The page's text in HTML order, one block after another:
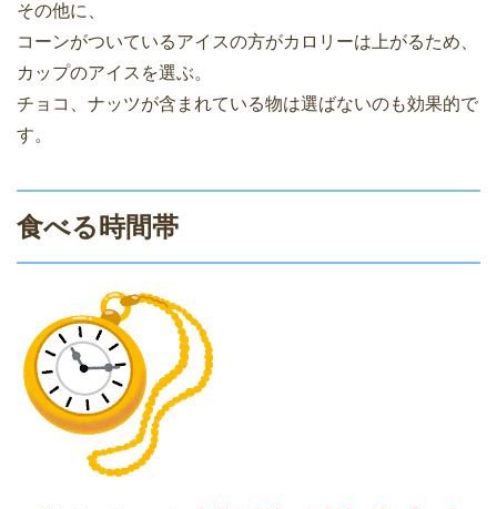
その他に、
コーンがついているアイスの方がカロリーは上がるため、
カップのアイスを選ぶ。
チョコ、ナッツが含まれている物は選ばないのも効果的で
す。
食べる時間帯